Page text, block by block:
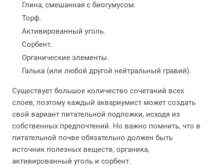
Глина, смешанная с биогумусом.
Торф.
Активированный уголь.
Сорбент.
Органические элементы.
Галька (или любой другой нейтральный гравий).
Существует большое количество сочетаний всех
слоев, поэтому каждый аквариумист может создать
свой вариант питательной подложки, исходя из
собственных предпочтений. Но важно помнить, что в
питательной почве обязательно должен быть
источник полезных веществ, органика,
активированный уголь и сорбент.